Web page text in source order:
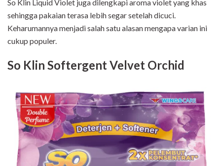
So Klin Liquid Violet juga dilengkapi aroma violet yang khas
sehingga pakaian terasa lebih segar setelah dicuci.
Keharumannya menjadi salah satu alasan mengapa varian ini
cukup populer.
So Klin Softergent Velvet Orchid